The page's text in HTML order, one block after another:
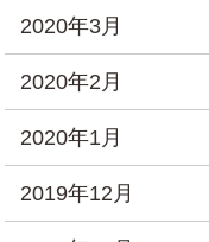
2020年3月
2020年2月
2020年1月
2019年12月